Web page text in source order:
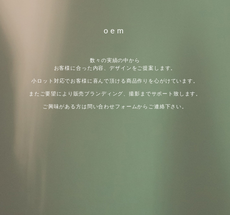
oem
数々の実績の中から
お客様に合った内容、デザインをご提案します。
小ロット対応でお客様に喜んで頂ける商品作りを心がけています。
またご要望により販売ブランディング、撮影までサポート致します。
ご興味がある方は問い合わせフォームからご連絡下さい。